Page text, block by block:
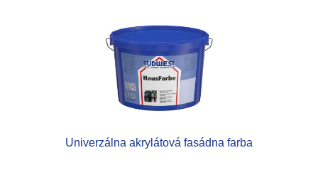
Univerzálna akrylátová fasádna farba